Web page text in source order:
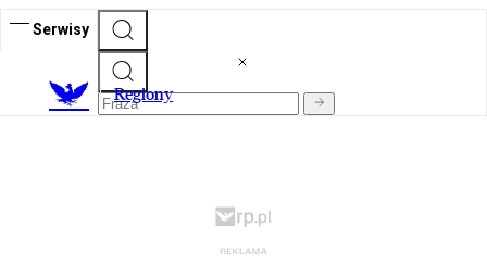
Serwisy
Regiony